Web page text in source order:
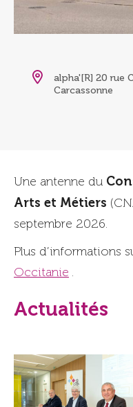
alpha'[R] 20 rue
Carcassonne
Une antenne du
Arts et Métiers
septembre 2026.
Plus d’informations
Occitanie .
Actualités